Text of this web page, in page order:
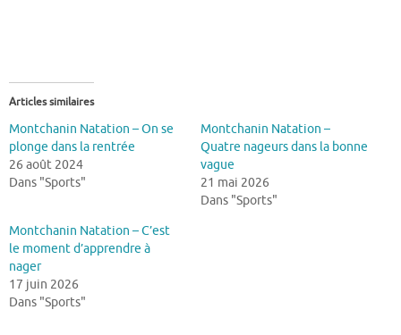
Articles similaires
Montchanin Natation – On se
plonge dans la rentrée
26 août 2024
Dans "Sports"
Montchanin Natation –
Quatre nageurs dans la bonne
vague
21 mai 2026
Dans "Sports"
Montchanin Natation – C’est
le moment d’apprendre à
nager
17 juin 2026
Dans "Sports"